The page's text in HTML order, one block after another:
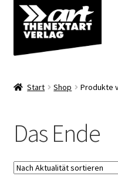
Zur
Navigation
springen
Zum
Inhalt
springen
Über uns
Start Shop Produkte
Das Ende